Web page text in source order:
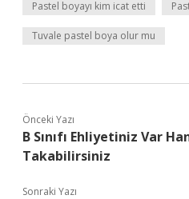
Pastel boyayı kim icat etti
Tuvale pastel boya olur mu
Önceki Yazı
B Sınıfı Ehliyetiniz Var
Takabilirsiniz
Sonraki Yazı